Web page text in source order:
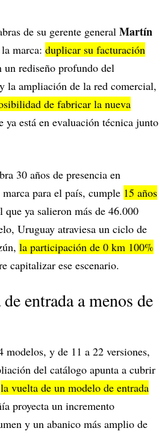
de su gerente general Martín
marca: duplicar su facturación
un rediseño profundo del
y la ampliación de la red comercial,
de fabricar la nueva
ya está en evaluación técnica junto
30 años de presencia en
para el país, cumple 15 años
que ya salieron más de 46.000
Uruguay atraviesa un ciclo de
la participación de 0 km 100%
capitalizar ese escenario.
entrada a menos de
y de 11 a 22 versiones,
del catálogo apunta a cubrir
la vuelta de un modelo de entrada
proyecta un incremento
y un abanico más amplio de